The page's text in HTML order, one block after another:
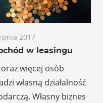
2017
w leasingu
więcej osób
własną działalność
Własny biznes